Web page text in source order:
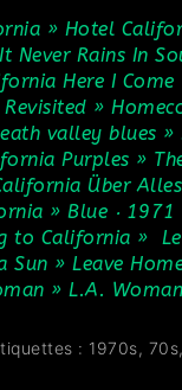
» Hotel
Never Rains In
Here I
»
valley blues »
Purples »
Über
» Blue ‧ 1971
to California »
Sun » Leave
» L.A.
: 1970s, 70s